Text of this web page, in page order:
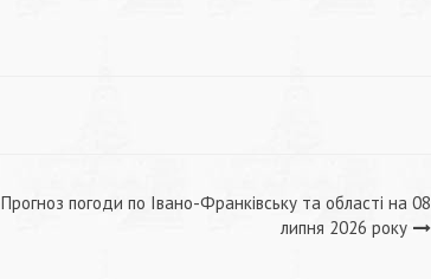
Прогноз погоди по Івано-Франківську та області на 08
липня 2026 року